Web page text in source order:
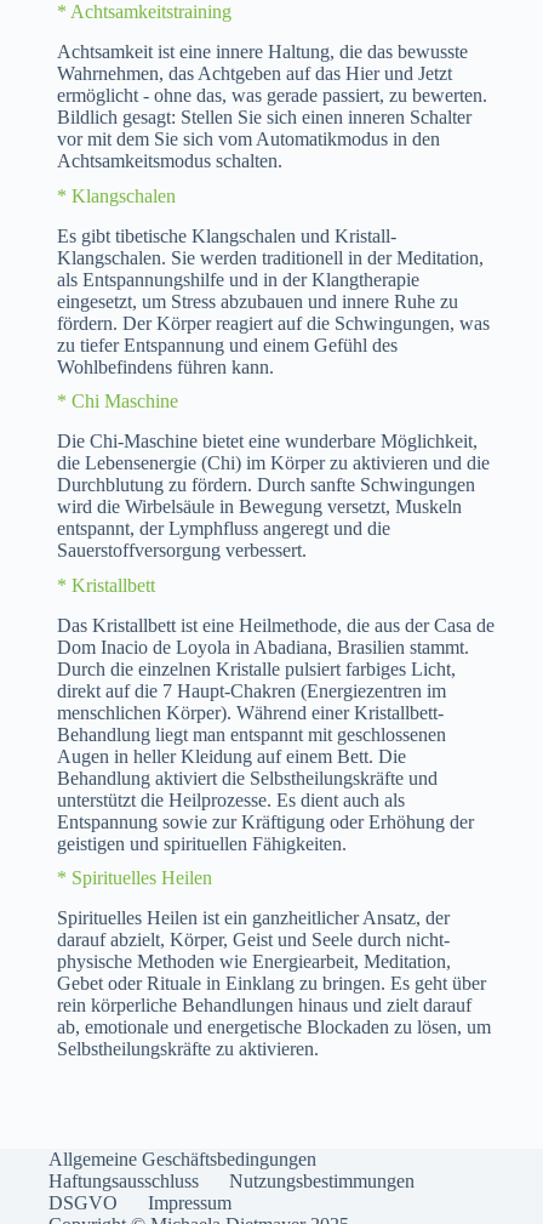
* Achtsamkeitstraining
Achtsamkeit ist eine innere Haltung, die das bewusste
Wahrnehmen, das Achtgeben auf das Hier und Jetzt
ermöglicht - ohne das, was gerade passiert, zu bewerten.
Bildlich gesagt: Stellen Sie sich einen inneren Schalter
vor mit dem Sie sich vom Automatikmodus in den
Achtsamkeitsmodus schalten.
* Klangschalen
Es gibt tibetische Klangschalen und Kristall-
Klangschalen. Sie werden traditionell in der Meditation,
als Entspannungshilfe und in der Klangtherapie
eingesetzt, um Stress abzubauen und innere Ruhe zu
fördern. Der Körper reagiert auf die Schwingungen, was
zu tiefer Entspannung und einem Gefühl des
Wohlbefindens führen kann.
* Chi Maschine
Die Chi-Maschine bietet eine wunderbare Möglichkeit,
die Lebensenergie (Chi) im Körper zu aktivieren und die
Durchblutung zu fördern. Durch sanfte Schwingungen
wird die Wirbelsäule in Bewegung versetzt, Muskeln
entspannt, der Lymphfluss angeregt und die
Sauerstoffversorgung verbessert.
* Kristallbett
Das Kristallbett ist eine Heilmethode, die aus der Casa de
Dom Inacio de Loyola in Abadiana, Brasilien stammt.
Durch die einzelnen Kristalle pulsiert farbiges Licht,
direkt auf die 7 Haupt-Chakren (Energiezentren im
menschlichen Körper). Während einer Kristallbett-
Behandlung liegt man entspannt mit geschlossenen
Augen in heller Kleidung auf einem Bett. Die
Behandlung aktiviert die Selbstheilungskräfte und
unterstützt die Heilprozesse. Es dient auch als
Entspannung sowie zur Kräftigung oder Erhöhung der
geistigen und spirituellen Fähigkeiten.
* Spirituelles Heilen
Spirituelles Heilen ist ein ganzheitlicher Ansatz, der
darauf abzielt, Körper, Geist und Seele durch nicht-
physische Methoden wie Energiearbeit, Meditation,
Gebet oder Rituale in Einklang zu bringen. Es geht über
rein körperliche Behandlungen hinaus und zielt darauf
ab, emotionale und energetische Blockaden zu lösen, um
Selbstheilungskräfte zu aktivieren.
Allgemeine Geschäftsbedingungen
Haftungsausschluss
Nutzungsbestimmungen
DSGVO
Impressum